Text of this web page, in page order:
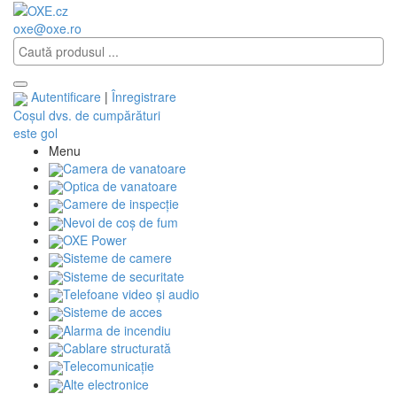
oxe@oxe.ro
Autentificare | Înregistrare
Coșul dvs. de cumpărături
este gol
Menu
Camera de vanatoare
Optica de vanatoare
Camere de inspecție
Nevoi de coș de fum
OXE Power
Sisteme de camere
Sisteme de securitate
Telefoane video și audio
Sisteme de acces
Alarma de incendiu
Cablare structurată
Telecomunicaţie
Alte electronice